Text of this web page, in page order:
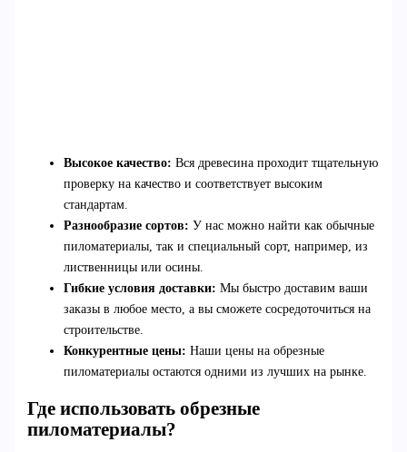
Высокое качество: Вся древесина проходит тщательную
проверку на качество и соответствует высоким
стандартам.
Разнообразие сортов: У нас можно найти как обычные
пиломатериалы, так и специальный сорт, например, из
лиственницы или осины.
Гибкие условия доставки: Мы быстро доставим ваши
заказы в любое место, а вы сможете сосредоточиться на
строительстве.
Конкурентные цены: Наши цены на обрезные
пиломатериалы остаются одними из лучших на рынке.
Где использовать обрезные
пиломатериалы?